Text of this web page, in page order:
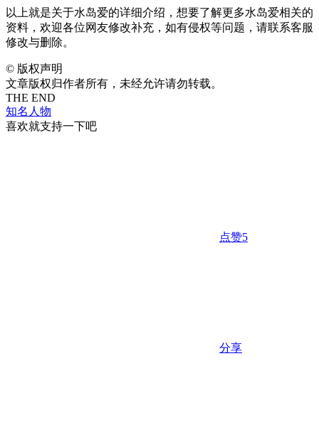
以上就是关于水岛爱的详细介绍，想要了解更多水岛爱相关的
资料，欢迎各位网友修改补充，如有侵权等问题，请联系客服
修改与删除。
© 版权声明
文章版权归作者所有，未经允许请勿转载。
THE END
知名人物
喜欢就支持一下吧
点赞5
分享